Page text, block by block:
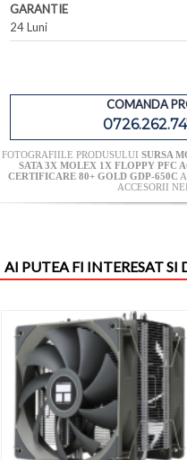
GARANTIE
24 Luni
COMANDA
FOTOGRAFIILE PRODUSULUI SURSA
SATA 3X MOLEX 1X FLOPPY PFC
CERTIFICARE 80+ GOLD GDP-650C
ACCESORII
AI PUTEA FI INTERESAT SI